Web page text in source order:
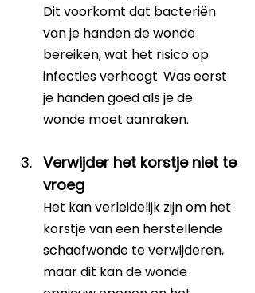
Dit voorkomt dat bacteriën
van je handen de wonde
bereiken, wat het risico op
infecties verhoogt. Was eerst
je handen goed als je de
wonde moet aanraken.
Verwijder het korstje niet te
vroeg
Het kan verleidelijk zijn om het
korstje van een herstellende
schaafwonde te verwijderen,
maar dit kan de wonde